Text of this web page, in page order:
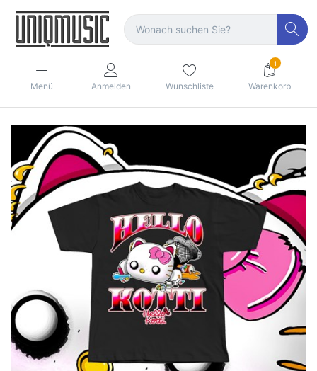
Menü Anmelden Wunschliste
1
Warenkorb